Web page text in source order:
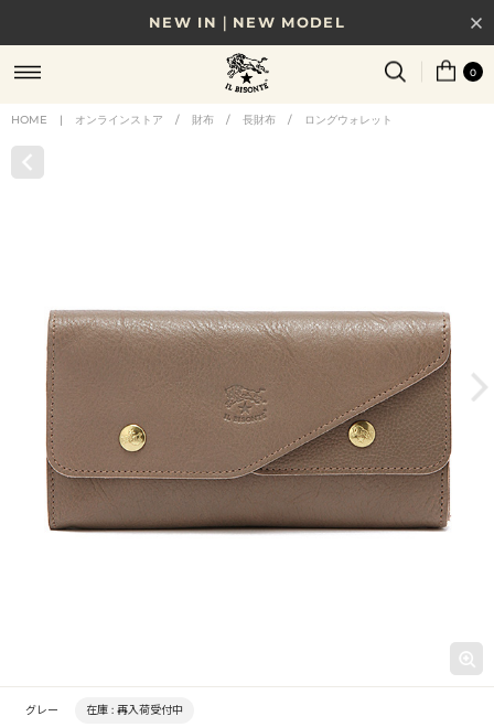
NEW IN｜NEW MODEL
8/17(月)10時まで｜税込11,000円以上で送料無料
贈る相手やシーンから選べる、新しいギフトガイド
0
HOME | オンラインストア / 財布 / 長財布 / ロングウォレット
グレー 在庫 : 再入荷受付中